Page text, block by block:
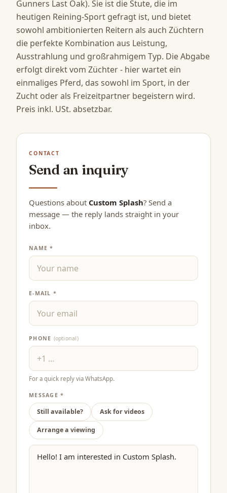
Gunners Last Oak). Sie ist die Stute, die im
heutigen Reining-Sport gefragt ist, und bietet
sowohl ambitionierten Reitern als auch Züchtern
die perfekte Kombination aus Leistung,
Ausstrahlung und großrahmigem Typ. Die Abgabe
erfolgt direkt vom Züchter - hier wartet ein
einmaliges Pferd, das sowohl im Sport, in der
Zucht oder als Freizeitpartner begeistern wird.
Preis inkl. USt. absetzbar.
CONTACT
Send an inquiry
Questions about Custom Splash? Send a
message — the reply lands straight in your
inbox.
NAME *
E-MAIL *
PHONE (optional)
For a quick reply via WhatsApp.
MESSAGE *
Still available? Ask for videos
Arrange a viewing